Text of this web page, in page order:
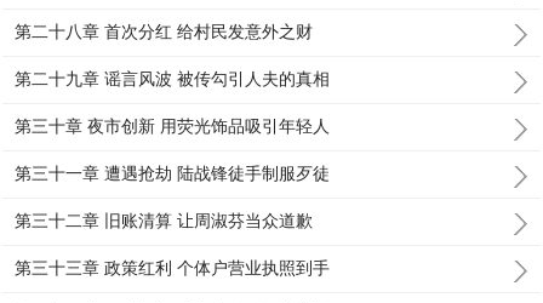
第二十八章 首次分红 给村民发意外之财
第二十九章 谣言风波 被传勾引人夫的真相
第三十章 夜市创新 用荧光饰品吸引年轻人
第三十一章 遭遇抢劫 陆战锋徒手制服歹徒
第三十二章 旧账清算 让周淑芬当众道歉
第三十三章 政策红利 个体户营业执照到手